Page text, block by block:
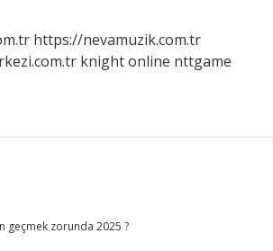
https://nevamuzik.com.tr
knight online nttgame
geçmek zorunda 2025 ?